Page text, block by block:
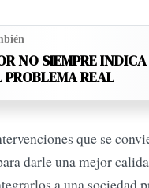
NO SIEMPRE
PROBLEMA REAL
que se
darle una mejor